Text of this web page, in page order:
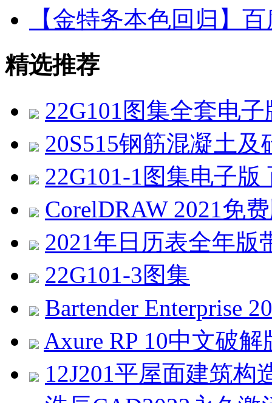
【金特务本色回归】
精选推荐
22G101图集全套电
20S515钢筋混凝土
22G101-1图集电子版
CorelDRAW 2021免
2021年日历表全年版
22G101-3图集
Bartender Enterprise
Axure RP 10中文破解
12J201平屋面建筑构